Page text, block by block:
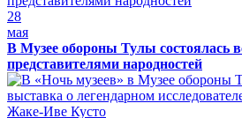
28
мая
В Музее обороны Тулы состоялась
представителями народностей